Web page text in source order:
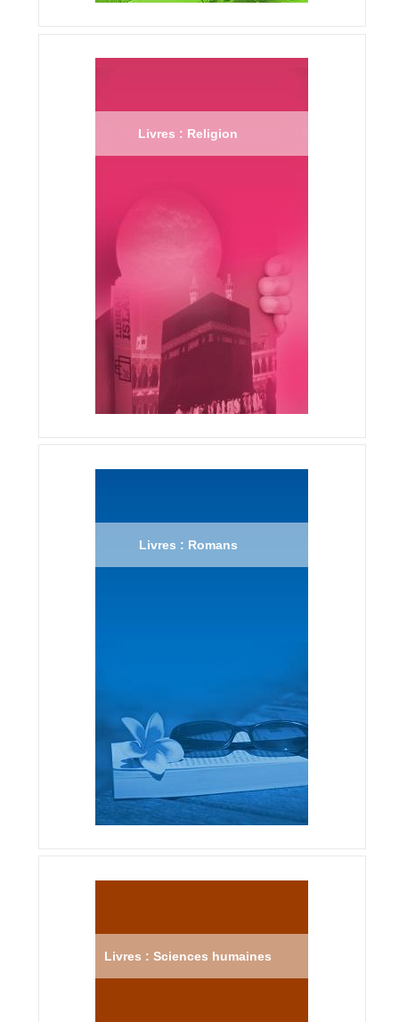
Livres : Religion
Livres : Romans
Livres : Sciences humaines